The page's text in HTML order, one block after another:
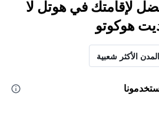
لإقامتك في هوتل لا
هوكوتو
المدن الأكثر شعبية